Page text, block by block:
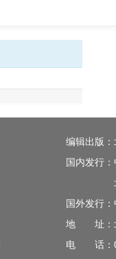
编辑出版
国内发行
北京钢
国外发行
地 址：北
电 话：